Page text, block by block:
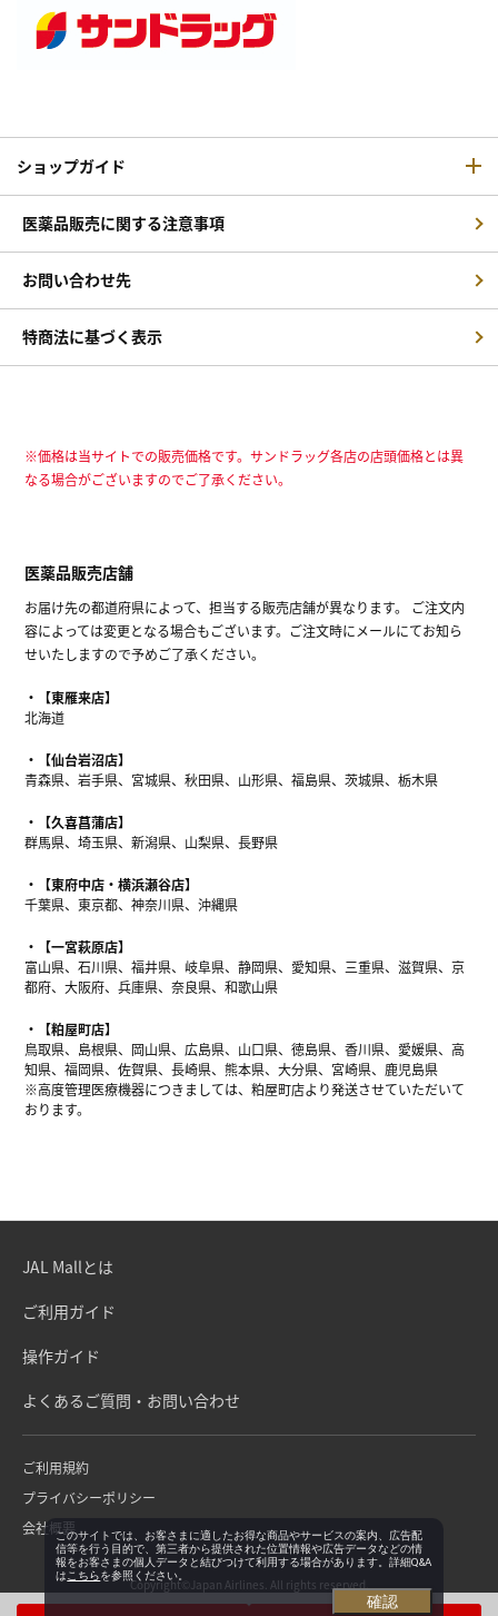
ショップガイド
医薬品販売に関する注意事項
お問い合わせ先
特商法に基づく表示
※価格は当サイトでの販売価格です。サンドラッグ各店の店頭価格とは異
なる場合がございますのでご了承ください。
医薬品販売店舗
お届け先の都道府県によって、担当する販売店舗が異なります。 ご注文内
容によっては変更となる場合もございます。ご注文時にメールにてお知ら
せいたしますので予めご了承ください。
【東雁来店】
北海道
【仙台岩沼店】
青森県、岩手県、宮城県、秋田県、山形県、福島県、茨城県、栃木県
【久喜菖蒲店】
群馬県、埼玉県、新潟県、山梨県、長野県
【東府中店・横浜瀬谷店】
千葉県、東京都、神奈川県、沖縄県
【一宮萩原店】
富山県、石川県、福井県、岐阜県、静岡県、愛知県、三重県、滋賀県、京
都府、大阪府、兵庫県、奈良県、和歌山県
【粕屋町店】
鳥取県、島根県、岡山県、広島県、山口県、徳島県、香川県、愛媛県、高
知県、福岡県、佐賀県、長崎県、熊本県、大分県、宮崎県、鹿児島県
※高度管理医療機器につきましては、粕屋町店より発送させていただいて
おります。
JAL Mallとは
ご利用ガイド
操作ガイド
よくあるご質問・お問い合わせ
ご利用規約
プライバシーポリシー
会社概要
Copyright©Japan Airlines. All rights reserved.
このサイトでは、お客さまに適したお得な商品やサービスの案内、広告配
信等を行う目的で、第三者から提供された位置情報や広告データなどの情
報をお客さまの個人データと結びつけて利用する場合があります。詳細Q&A
は こちらを参照ください。
確認